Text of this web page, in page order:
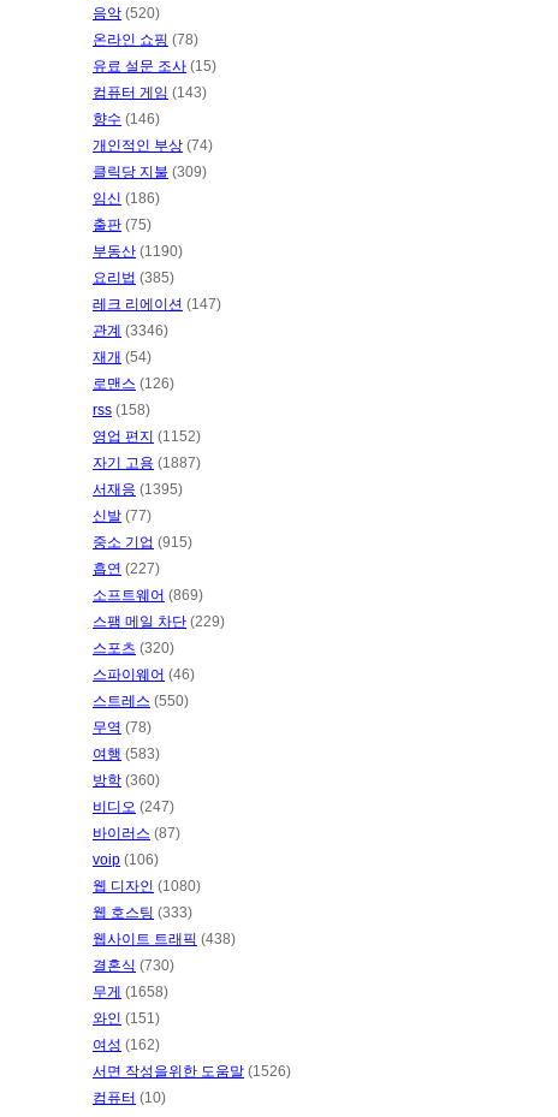
음악 (520)
온라인 쇼핑 (78)
유료 설문 조사 (15)
컴퓨터 게임 (143)
향수 (146)
개인적인 부상 (74)
클릭당 지불 (309)
임신 (186)
출판 (75)
부동산 (1190)
요리법 (385)
레크 리에이션 (147)
관계 (3346)
재개 (54)
로맨스 (126)
rss (158)
영업 편지 (1152)
자기 고용 (1887)
서재응 (1395)
신발 (77)
중소 기업 (915)
흡연 (227)
소프트웨어 (869)
스팸 메일 차단 (229)
스포츠 (320)
스파이웨어 (46)
스트레스 (550)
무역 (78)
여행 (583)
방학 (360)
비디오 (247)
바이러스 (87)
voip (106)
웹 디자인 (1080)
웹 호스팅 (333)
웹사이트 트래픽 (438)
결혼식 (730)
무게 (1658)
와인 (151)
여성 (162)
서면 작성을위한 도움말 (1526)
컴퓨터 (10)